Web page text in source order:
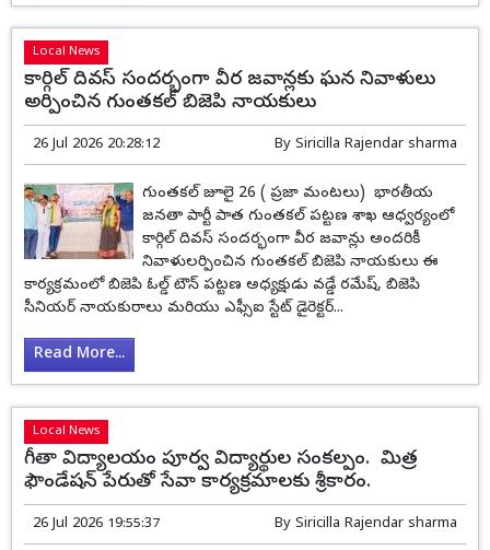
Local News
కార్గిల్ దివస్ సందర్భంగా వీర జవాన్లకు ఘన నివాళులు
అర్పించిన గుంతకల్ బిజెపి నాయకులు
26 Jul 2026 20:28:12 By Siricilla Rajendar sharma
గుంతకల్ జూలై 26 ( ప్రజా మంటలు) భారతీయ
జనతా పార్టీ పాత గుంతకల్ పట్టణ శాఖ ఆధ్వర్యంలో
కార్గిల్ దివస్ సందర్భంగా వీర జవాన్లు అందరికీ
నివాళులర్పించిన గుంతకల్ బిజెపి నాయకులు ఈ
కార్యక్రమంలో బిజెపి ఓల్డ్ టౌన్ పట్టణ అధ్యక్షుడు వడ్డే రమేష్, బిజెపి
సీనియర్ నాయకురాలు మరియు ఎఫ్సీఐ స్టేట్ డైరెక్టర్...
Read More...
Local News
గీతా విద్యాలయం పూర్వ విద్యార్థుల సంకల్పం. మిత్ర
ఫౌండేషన్ పేరుతో సేవా కార్యక్రమాలకు శ్రీకారం.
26 Jul 2026 19:55:37 By Siricilla Rajendar sharma